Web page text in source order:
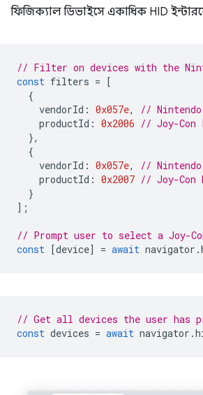
ফিজিক্যাল ডিভাইসে একাধিক HID
// Filter on devices with the
const filters = [
{
vendorId : 0x057e,
//
productId : 0x2006 // Joy-Con
},
{
vendorId : 0x057e,
//
productId : 0x2007 // Joy-Con
}
];
// Prompt user to select a Joy-
const [device] = await navigator .
// Get all devices the user has
const devices = await navigator .